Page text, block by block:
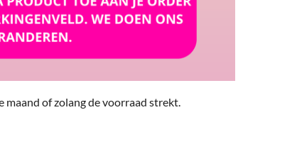
maand of zolang de voorraad strekt.